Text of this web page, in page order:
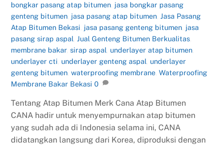
bongkar pasang atap bitumen jasa bongkar pasang
genteng bitumen jasa pasang atap bitumen ,Jasa Pasang
Atap Bitumen Bekasi jasa pasang genteng bitumen jasa
pasang sirap aspal ,Jual Genteng Bitumen Berkualitas
membrane bakar,sirap aspal underlayer atap bitumen
underlayer cti underlayer genteng aspal underlayer
genteng bitumen ,waterproofing membrane ,Waterproofing
Membrane Bakar Bekasi 0
Tentang Atap Bitumen Merk Cana Atap Bitumen
CANA hadir untuk menyempurnakan atap bitumen
yang sudah ada di Indonesia selama ini, CANA
didatangkan langsung dari Korea, diproduksi dengan